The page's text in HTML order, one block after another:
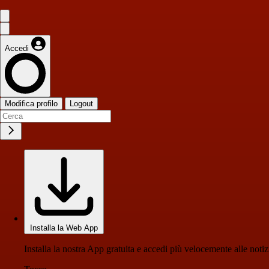
Accedi
Modifica profilo Logout
Installa la Web App
Installa la nostra App gratuita e accedi più velocemente alle